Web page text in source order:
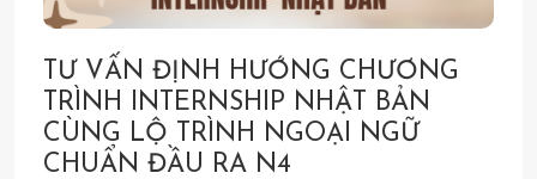
TƯ VẤN ĐỊNH HƯỚNG CHƯƠNG
TRÌNH INTERNSHIP NHẬT BẢN
CÙNG LỘ TRÌNH NGOẠI NGỮ
CHUẨN ĐẦU RA N4